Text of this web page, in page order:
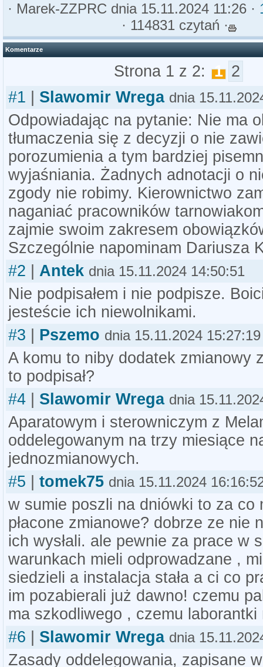
· Marek-ZZPRC dnia 15.11.2024 11:26 ·
· 114831 czytań ·
Komentarze
Strona 1 z 2: 1 2
#1
Slawomir Wrega dnia
Odpowiadając na pytanie: Nie ma
tłumaczenia się z decyzji o nie
porozumienia a tym bardziej
wyjaśniania. Żadnych adnotacji o
zgody nie robimy. Kierownictwo
naganiać pracowników
zajmie swoim zakresem
Szczególnie napominam Dariusza
#2
Antek dnia 15.11.2024 14:50:51
Nie podpisałem i nie podpisze.
jesteście ich niewolnikami.
#3
Pszemo dnia 15.11.2024 15:27:19
A komu to niby dodatek zmianowy
to podpisał?
#4
Slawomir Wrega dnia
Aparatowym i sterowniczym z
oddelegowanym na trzy miesiące
jednozmianowych.
#5
tomek75 dnia 15.11.2024
w sumie poszli na dniówki to za co
płacone zmianowe? dobrze ze nie
ich wysłali. ale pewnie za prace w
warunkach mieli odprowadzane ,
siedzieli a instalacja stała a ci co
im pozabierali już dawno! czemu
ma szkodliwego , czemu laborantki
#6
Slawomir Wrega dnia
Zasady oddelegowania, zapisane